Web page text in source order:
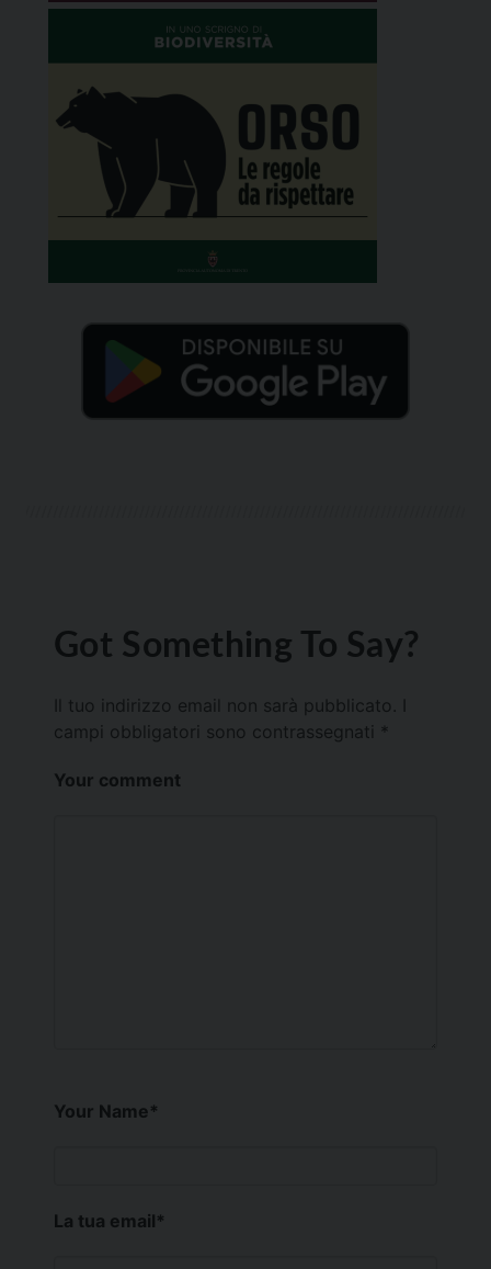
Got Something To Say?
Il tuo indirizzo email non sarà pubblicato.
campi obbligatori sono contrassegnati *
Your comment
Your Name*
La tua email*